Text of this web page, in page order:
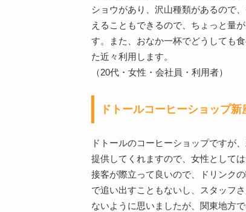
ショウがあり、沢山種類があるので
えることもできるので、ちょっと量
す。また、おなか一杯でどうしても
た近々利用します。
（20代・女性・会社員・利用者）
ドトールコーヒーショップ
ドトールのコーヒーショップですが
提供してくれますので、女性として
接客が際立って良いので、ドリンク
で追い出すこともないし、スタッフ
ないように思いましたが、関東地方